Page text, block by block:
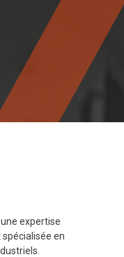
expertise
en